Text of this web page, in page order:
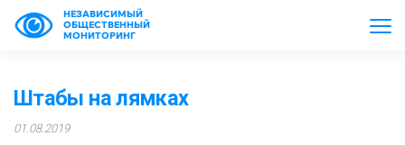
НЕЗАВИСИМЫЙ
ОБЩЕСТВЕННЫЙ
МОНИТОРИНГ
Штабы на лямках
01.08.2019